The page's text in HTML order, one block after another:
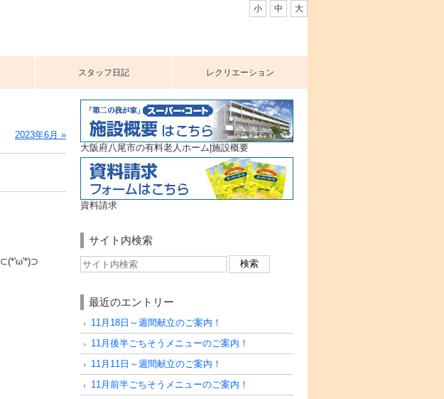
スタッフ日記 レクリエーション
小 中 大
2023年6月 »
⊂(*'ω'*)⊃
大阪府八尾市の有料老人ホーム|施設概要
資料請求
サイト内検索
最近のエントリー
11月18日～週間献立のご案内！
11月後半ごちそうメニューのご案内！
11月11日～週間献立のご案内！
11月前半ごちそうメニューのご案内！